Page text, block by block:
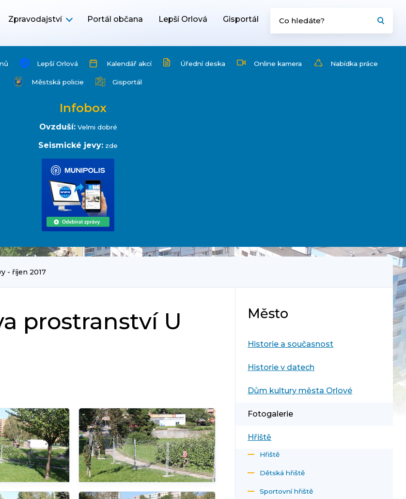
Zpravodajství Portál občana Lepší Orlová Gisportál
Lepší Orlová Kalendář akcí Úřední deska Online kamera Nabídka práce
Městská policie Gisportál
Infobox
Ovzduší: Velmi dobré
Seismické jevy: zde
- říjen 2017
prostranství U
Město
Historie a současnost
Historie v datech
Dům kultury města Orlové
Fotogalerie
Hřiště
Hřiště
Dětská hřiště
Sportovní hřiště